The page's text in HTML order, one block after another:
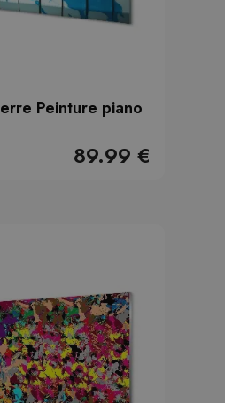
Peinture piano
89.99 €